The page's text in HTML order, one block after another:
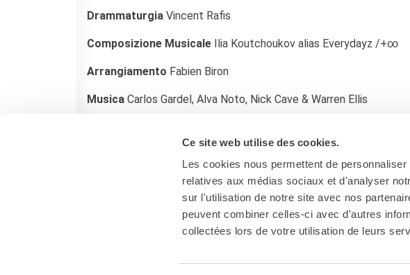
Ce site web utilise des cookies.
Les cookies nous permettent de
relatives aux médias sociaux et d'analyser
sur l'utilisation de notre site avec nos
peuvent combiner celles-ci avec d'autres
collectées lors de votre utilisation de leurs
PARTENARIATI
Affittare i nostri spazi
Le cercle des amis
CHI SIAMO
IF Italia
La Carte Institut français
Drammaturgia Vincent Rafis
Composizione Musicale Ilia Koutchoukov alias Everydayz /+∞
Arrangiamento Fabien Biron
Musica Carlos Gardel, Alva Noto, Nick Cave & Warren Ellis